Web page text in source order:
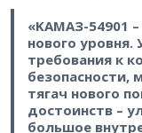
«KAMAЗ-54901
нового
требования к
безопасности,
тягач нового
достоинств –
большое